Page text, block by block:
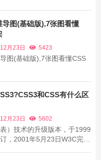
导图(基础版),7张图看懂
月23日 5423
图(基础版),7张图看懂CSS
和CSS有什么区
月23日 5602
）技术的升级版本，于1999
，2001年5月23日W3C完成